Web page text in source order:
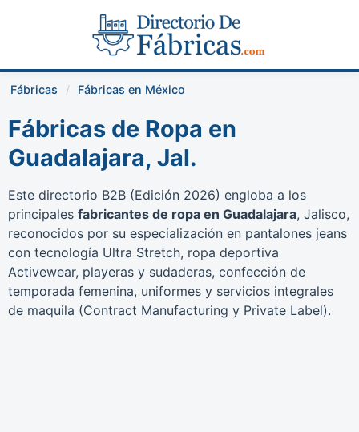
Fábricas Fábricas en México
Fábricas de Ropa en
Guadalajara, Jal.
Este directorio B2B (Edición 2026) engloba a los
principales fabricantes de ropa en Guadalajara, Jalisco,
reconocidos por su especialización en pantalones jeans
con tecnología Ultra Stretch, ropa deportiva
Activewear, playeras y sudaderas, confección de
temporada femenina, uniformes y servicios integrales
de maquila (Contract Manufacturing y Private Label).